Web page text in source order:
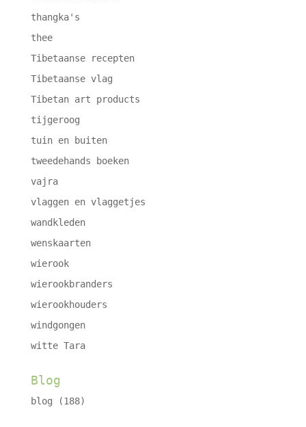
thangka's
thee
Tibetaanse recepten
Tibetaanse vlag
Tibetan art products
tijgeroog
tuin en buiten
tweedehands boeken
vajra
vlaggen en vlaggetjes
wandkleden
wenskaarten
wierook
wierookbranders
wierookhouders
windgongen
witte Tara
Blog
blog (188)